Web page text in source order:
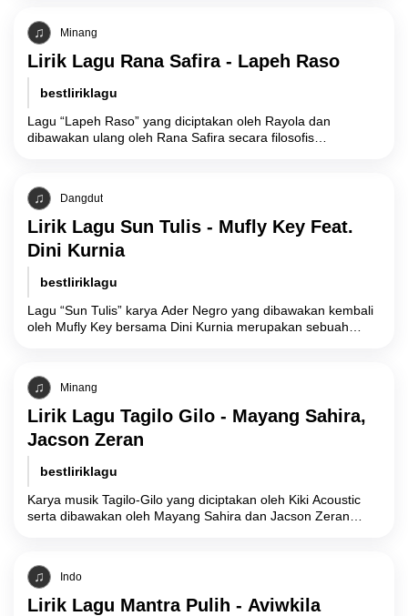
Minang
Lirik Lagu Rana Safira - Lapeh Raso
bestliriklagu
Lagu “Lapeh Raso” yang diciptakan oleh Rayola dan
dibawakan ulang oleh Rana Safira secara filosofis
Dangdut
Lirik Lagu Sun Tulis - Mufly Key Feat.
Dini Kurnia
bestliriklagu
Lagu “Sun Tulis” karya Ader Negro yang dibawakan kembali
oleh Mufly Key bersama Dini Kurnia merupakan sebuah
Minang
Lirik Lagu Tagilo Gilo - Mayang Sahira,
Jacson Zeran
bestliriklagu
Karya musik Tagilo-Gilo yang diciptakan oleh Kiki Acoustic
serta dibawakan oleh Mayang Sahira dan Jacson Zeran
Indo
Lirik Lagu Mantra Pulih - Aviwkila